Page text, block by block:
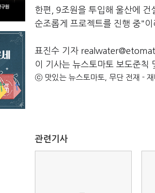
한편, 9조원을 투입해 울산에
순조롭게 프로젝트를 진행 중"이
표진수 기자
이 기사는 뉴스토마토 보도준칙
ⓒ 맛있는 뉴스토마토, 무단 전재 - 재
관련기사